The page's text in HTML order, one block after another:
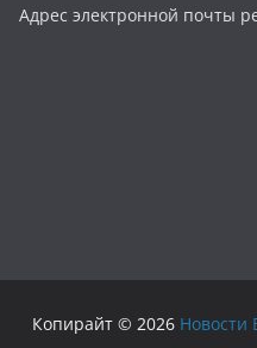
Адрес электронной почты
Копирайт © 2026 Новости